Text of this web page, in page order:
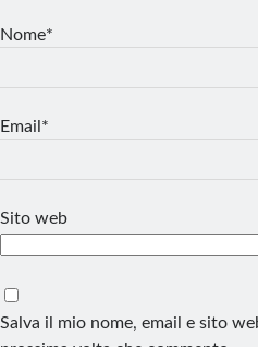
Nome*
Email*
Sito web
Salva il mio nome, email e sito